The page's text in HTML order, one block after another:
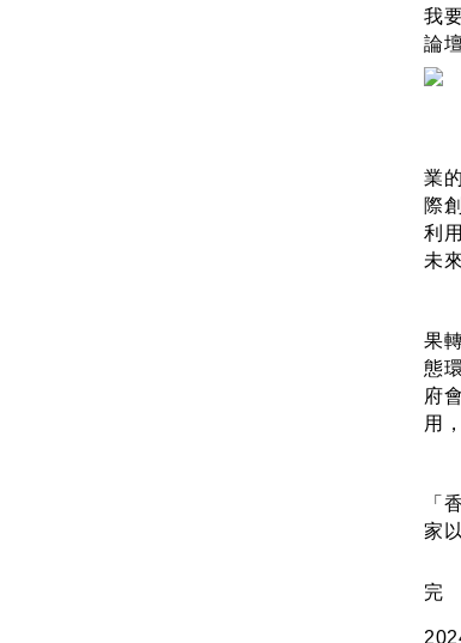
我
論
在
業
際
利
未
正
果
態
府
用
最
「
家
完